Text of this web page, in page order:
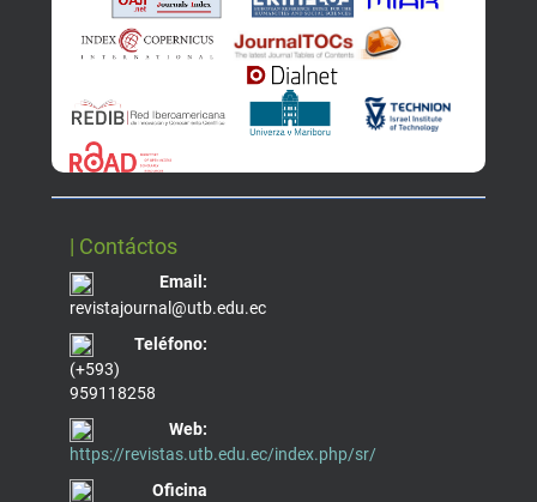
| Contáctos
Email:
revistajournal@utb.edu.ec
Teléfono:
(+593)
959118258
Web:
https://revistas.utb.edu.ec/index.php/sr/
Oficina